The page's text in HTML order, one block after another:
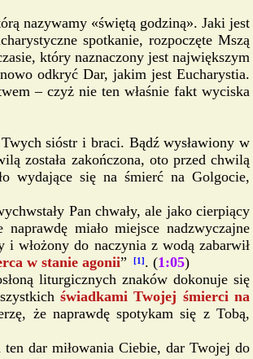
nazywamy «świętą godziną». Jaki jest
spotkanie, rozpoczęte Mszą
który naznaczony jest największym
odkryć Dar, jakim jest Eucharystia.
– czyż nie ten właśnie fakt wyciska
sióstr i braci. Bądź wysławiony w
została zakończona, oto przed chwilą
wydające się na śmierć na Golgocie,
Pan chwały, ale jako cierpiący
miało miejsce nadzwyczajne
i włożony do naczynia z wodą zabarwił
w stanie agonii” [1] . (1:05)
liturgicznych znaków dokonuje się
świadkami Twojej śmierci na
że naprawdę spotykam się z Tobą,
dar miłowania Ciebie, dar Twojej do